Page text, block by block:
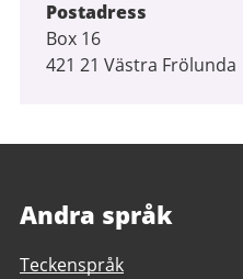
Postadress
Box 16
421 21 Västra Frölunda
Andra språk
Teckenspråk